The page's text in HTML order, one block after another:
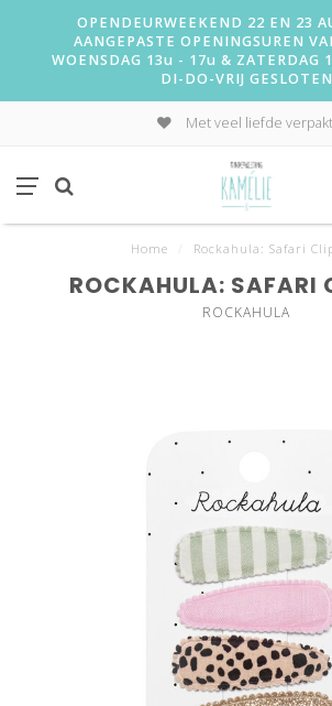
OPENDEURWEEKEND 22 EN 23
AANGEPASTE OPENINGSUREN
WOENSDAG 13u - 17u & ZATERDAG
DI-DO-VRIJ GESLOTEN
Met veel liefde
Home Rockahula: Safari
ROCKAHULA: SAFARI
ROCKAHULA